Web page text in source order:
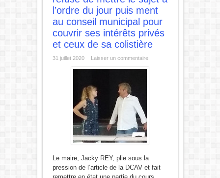
l’ordre du jour puis ment
au conseil municipal pour
couvrir ses intérêts privés
et ceux de sa colistière
31 juillet 2020 Laisser un commentaire
Le maire, Jacky REY, plie sous la
pression de l’article de la DCAV et fait